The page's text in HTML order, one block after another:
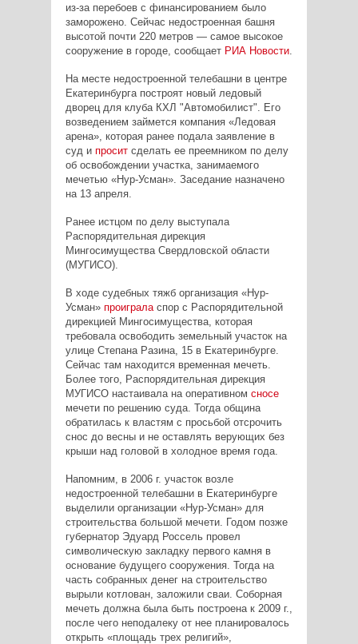
из-за перебоев с финансированием было
заморожено. Сейчас недостроенная башня
высотой почти 220 метров — самое высокое
сооружение в городе, сообщает РИА Новости.
На месте недостроенной телебашни в центре
Екатеринбурга построят новый ледовый
дворец для клуба КХЛ "Автомобилист". Его
возведением займется компания «Ледовая
арена», которая ранее подала заявление в
суд и проситсделать ее преемником по делу
об освобождении участка, занимаемого
мечетью «Нур-Усман». Заседание назначено
на 13 апреля.
Ранее истцом по делу выступала
Распорядительная дирекция
Мингосимущества Свердловской области
(МУГИСО).
В ходе судебных тяжб организация «Нур-
Усман» проиграласпор с Распорядительной
дирекцией Мингосимущества, которая
требовала освободить земельный участок на
улице Степана Разина, 15 в Екатеринбурге.
Сейчас там находится временная мечеть.
Более того, Распорядительная дирекция
МУГИСО настаивала на оперативном сносе
мечети по решению суда. Тогда община
обратилась к властям с просьбой отсрочить
снос до весны и не оставлять верующих без
крыши над головой в холодное время года.
Напомним, в 2006 г. участок возле
недостроенной телебашни в Екатеринбурге
выделили организации «Нур-Усман» для
строительства большой мечети. Годом позже
губернатор Эдуард Россель провел
символическую закладку первого камня в
основание будущего сооружения. Тогда на
часть собранных денег на строительство
вырыли котлован, заложили сваи. Соборная
мечеть должна была быть построена к 2009 г.,
после чего неподалеку от нее планировалось
открыть «площадь трех религий»,